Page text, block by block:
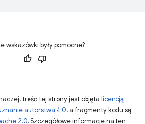
wskazówki były pomocne?
treść tej strony jest objęta licencją
autorstwa 4.0, a fragmenty kodu są
2.0. Szczegółowe informacje na ten